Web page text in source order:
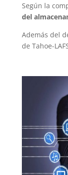
Según la
del
Además del
de Tahoe-